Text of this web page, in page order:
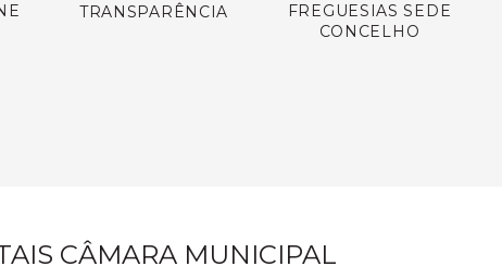
TRANSPARÊNCIA
FREGUESIAS SEDE
CONCELHO
CÂMARA MUNICIPAL